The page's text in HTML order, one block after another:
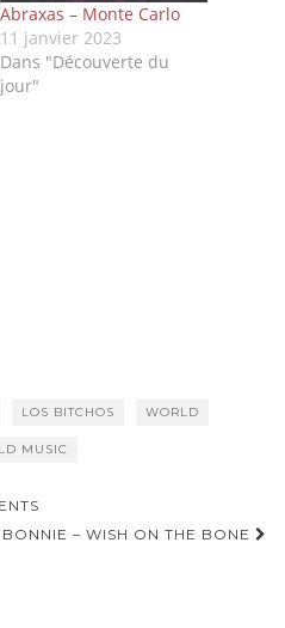
Abraxas – Monte Carlo
11 janvier 2023
Dans "Découverte du
jour"
LOS BITCHOS WORLD
MUSIC
– WISH ON THE BONE